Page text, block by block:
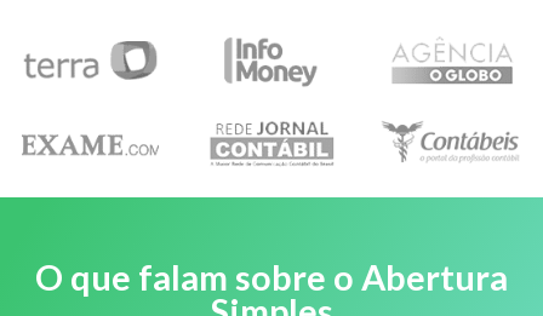
O que falam sobre o Abertura